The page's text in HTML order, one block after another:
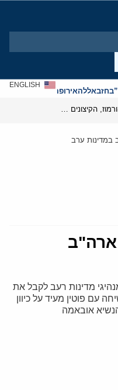
חזבאללהאירופהאנטישמיות
ENGLISH
ערב
מדינות רעב לקבל את
עם פוטין מעיד על כיוון
אובאמה